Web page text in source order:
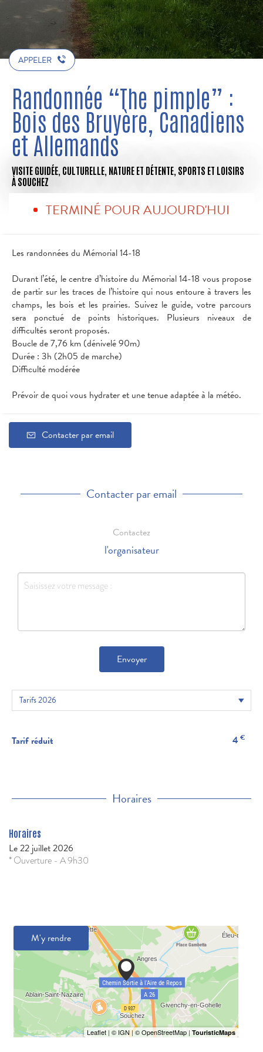
APPELER
Randonnée “The pimple” :
Bois des Bruyère, Canadiens
et Allemands
VISITE GUIDÉE, CULTURELLE, NATURE ET DÉTENTE, SPORTS ET LOISIRS
À SOUCHEZ
TERMINÉ POUR AUJOURD'HUI
Les randonnées du Mémorial 14-18
Durant l’été, le centre d’histoire du Mémorial 14-18 vous propose
de partir sur les traces de l’histoire qui nous entoure à travers les
champs, les bois et les prairies. Suivez le guide, votre parcours
sera ponctué de points historiques. Plusieurs niveaux de
difficultés seront proposés.
Boucle de 7,76 km (dénivelé 90m)
Durée : 3h (2h05 de marche)
Difficulté modérée
Prévoir de quoi vous hydrater et une tenue adaptée à la météo.
Contacter par email
Contacter par email
Contactez
l'organisateur
Envoyer
Tarif réduit 4 €
Horaires
Horaires
Le22 juillet 2026
* Ouverture - A 9h30
M'y rendre